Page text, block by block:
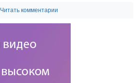
Читать комментарии